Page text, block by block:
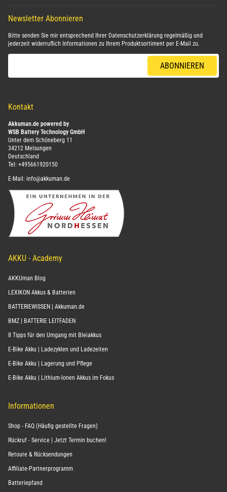
Newsletter Abonnieren
Bitte senden Sie mir entsprechend Ihrer Datenschutzerklärung regelmäßig und
jederzeit widerruflich Informationen zu Ihrem Produktsortiment per E-Mail zu.
ABONNIEREN
Kontakt
Akkuman.de powered by
WSB Battery Technology GmbH
Unter dem Schöneberg 11
34212 Melsungen
Deutschland
Tel: +495661920150
E-Mail: info@akkuman.de
AKKU - Academy
AKKUman Blog
LEXIKON Akkus & Batterien
BATTERIEWISSEN | Akkuman.de
BMZ | BATTERIE LEITFADEN
8 Tipps für den Umgang mit Bleiakkus
E-Bike Akku | Ladezyklen und Ladezeiten
E-Bike Akku | Lagerung und Pflege
E-Bike Akku | Lithium-Ionen Akkus im Fokus
Informationen
Shop - FAQ (Häufig gestellte Fragen)
Rückruf - Service | Jetzt Termin buchen!
Retoure & Rücksendungen
Affiliate-Partnerprogramm
Batteriepfand